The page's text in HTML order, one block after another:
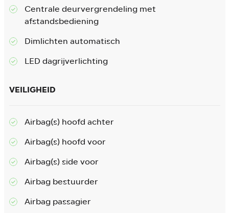
Centrale deurvergrendeling met
afstandsbediening
Dimlichten automatisch
LED dagrijverlichting
VEILIGHEID
Airbag(s) hoofd achter
Airbag(s) hoofd voor
Airbag(s) side voor
Airbag bestuurder
Airbag passagier